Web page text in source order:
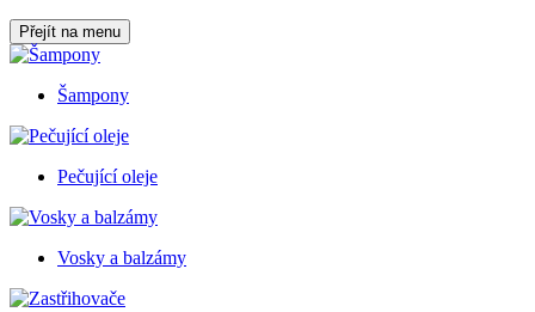
Přejít na menu
Šampony
Pečující oleje
Vosky a balzámy